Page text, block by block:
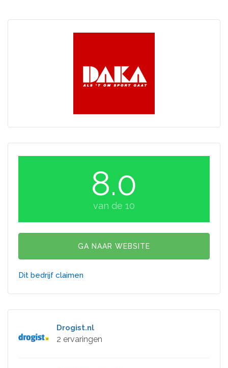
8.0
van de 10
GA NAAR WEBSITE
Dit bedrijf claimen
Drogist.nl
2 ervaringen